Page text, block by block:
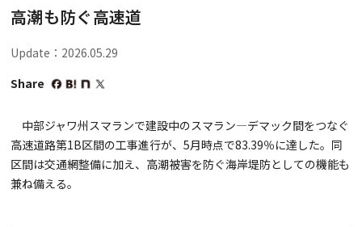
高潮も防ぐ高速道
Update：2026.05.29
Share
中部ジャワ州スマランで建設中のスマラン―デマック間をつなぐ
高速道路第1B区間の工事進行が、5月時点で83.39％に達した。同
区間は交通網整備に加え、高潮被害を防ぐ海岸堤防としての機能も
兼ね備える。